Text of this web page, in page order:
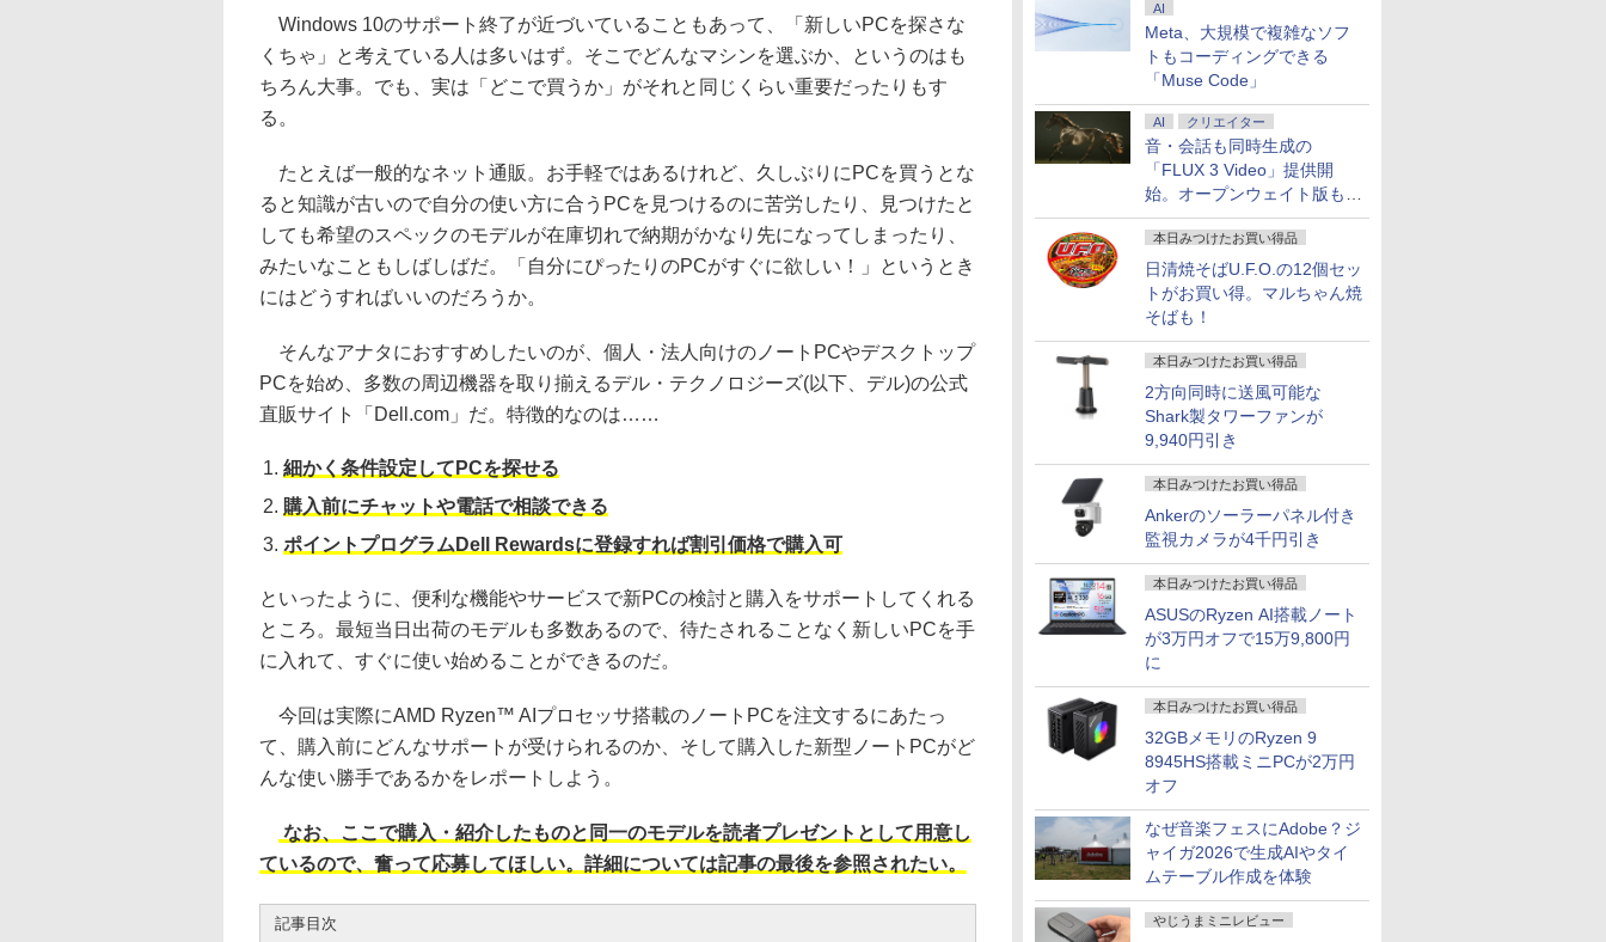
AI
Meta、大規模で複雑なソフ
トもコーディングできる
「Muse Code」
AI クリエイター
音・会話も同時生成の
「FLUX 3 Video」提供開
始。オープンウェイト版も計
画
本日みつけたお買い得品
日清焼そばU.F.O.の12個セッ
トがお買い得。マルちゃん焼
そばも！
本日みつけたお買い得品
2方向同時に送風可能な
Shark製タワーファンが
9,940円引き
本日みつけたお買い得品
Ankerのソーラーパネル付き
監視カメラが4千円引き
本日みつけたお買い得品
ASUSのRyzen AI搭載ノート
が3万円オフで15万9,800円
に
本日みつけたお買い得品
32GBメモリのRyzen 9
8945HS搭載ミニPCが2万円
オフ
なぜ音楽フェスにAdobe？ジ
ャイガ2026で生成AIやタイ
ムテーブル作成を体験
やじうまミニレビュー
Windows 10のサポート終了が近づいていることもあって、「新しいPCを探さな
くちゃ」と考えている人は多いはず。そこでどんなマシンを選ぶか、というのはも
ちろん大事。でも、実は「どこで買うか」がそれと同じくらい重要だったりもす
る。
たとえば一般的なネット通販。お手軽ではあるけれど、久しぶりにPCを買うとな
ると知識が古いので自分の使い方に合うPCを見つけるのに苦労したり、見つけたと
しても希望のスペックのモデルが在庫切れで納期がかなり先になってしまったり、
みたいなこともしばしばだ。「自分にぴったりのPCがすぐに欲しい！」というとき
にはどうすればいいのだろうか。
そんなアナタにおすすめしたいのが、個人・法人向けのノートPCやデスクトップ
PCを始め、多数の周辺機器を取り揃えるデル・テクノロジーズ(以下、デル)の公式
直販サイト「Dell.com」だ。特徴的なのは……
細かく条件設定してPCを探せる
購入前にチャットや電話で相談できる
ポイントプログラムDell Rewardsに登録すれば割引価格で購入可
といったように、便利な機能やサービスで新PCの検討と購入をサポートしてくれる
ところ。最短当日出荷のモデルも多数あるので、待たされることなく新しいPCを手
に入れて、すぐに使い始めることができるのだ。
今回は実際にAMD Ryzen™ AIプロセッサ搭載のノートPCを注文するにあたっ
て、購入前にどんなサポートが受けられるのか、そして購入した新型ノートPCがど
んな使い勝手であるかをレポートしよう。
なお、ここで購入・紹介したものと同一のモデルを読者プレゼントとして用意し
ているので、奮って応募してほしい。詳細については記事の最後を参照されたい。
記事目次